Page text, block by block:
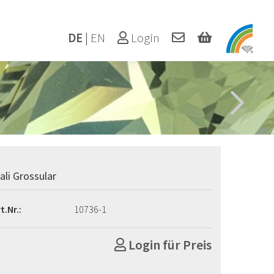
Login
DE | EN
Grossular
10736-1
Login für Preis